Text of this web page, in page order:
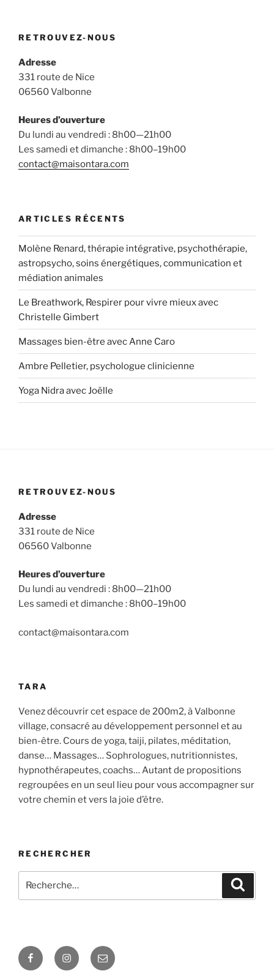
RETROUVEZ-NOUS
Adresse
331 route de Nice
06560 Valbonne
Heures d’ouverture
Du lundi au vendredi : 8h00—21h00
Les samedi et dimanche : 8h00–19h00
contact@maisontara.com
ARTICLES RÉCENTS
Molène Renard, thérapie intégrative, psychothérapie,
astropsycho, soins énergétiques, communication et
médiation animales
Le Breathwork, Respirer pour vivre mieux avec
Christelle Gimbert
Massages bien-être avec Anne Caro
Ambre Pelletier, psychologue clinicienne
Yoga Nidra avec Joëlle
RETROUVEZ-NOUS
Adresse
331 route de Nice
06560 Valbonne
Heures d’ouverture
Du lundi au vendredi : 8h00—21h00
Les samedi et dimanche : 8h00–19h00
contact@maisontara.com
TARA
Venez découvrir cet espace de 200m2, à Valbonne
village, consacré au développement personnel et au
bien-être. Cours de yoga, taiji, pilates, méditation,
danse… Massages… Sophrologues, nutritionnistes,
hypnothérapeutes, coachs… Autant de propositions
regroupées en un seul lieu pour vous accompagner sur
votre chemin et vers la joie d’être.
RECHERCHER
pour
FacebookInstagram
E-
mail